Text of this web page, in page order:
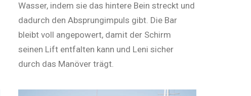
Wasser, indem sie das hintere Bein streckt und
dadurch den Absprungimpuls gibt. Die Bar
bleibt voll angepowert, damit der Schirm
seinen Lift entfalten kann und Leni sicher
durch das Manöver trägt.